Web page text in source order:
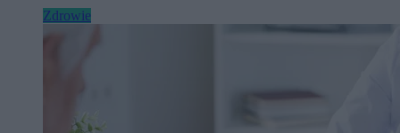
Zdrowie